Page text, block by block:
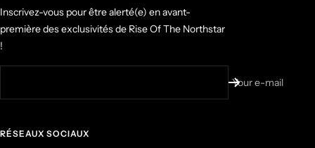
Inscrivez-vous pour être alerté(e) en avant-
première des exclusivités de Rise Of The Northstar
!
Your e-mail
RÉSEAUX SOCIAUX